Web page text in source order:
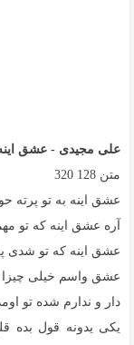
علی مجیدی - عشق
متن 128
320
عشق اینه به تو پرته
آره عشق اینه که تو
عشق اینه که تو شدی
عشق واسم خیلی چیزا
دار و ندارم شده تو
یکی یدونه قول بده